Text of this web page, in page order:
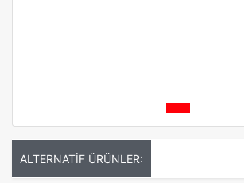
ALTERNATİF ÜRÜNLER: